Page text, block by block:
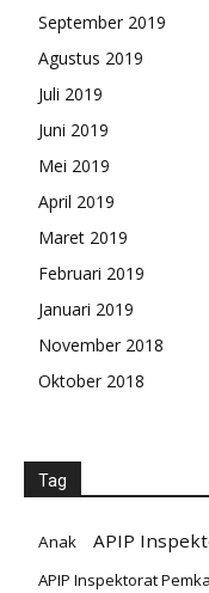
September 2019
Agustus 2019
Juli 2019
Juni 2019
Mei 2019
April 2019
Maret 2019
Februari 2019
Januari 2019
November 2018
Oktober 2018
Tag
Anak APIP
APIP Inspektorat